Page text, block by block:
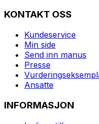
KONTAKT OSS
Kundeservice
Min side
Send inn manus
Presse
Ansatte
INFORMASJON